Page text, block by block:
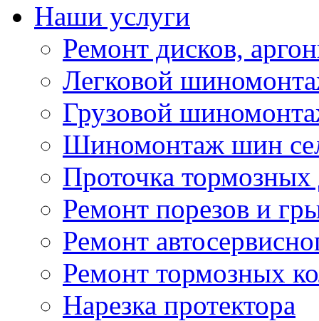
Наши услуги
Ремонт дисков,
Легковой
Грузовой
Шиномонтаж шин
Проточка тормозных
Ремонт порезов и
Ремонт
Ремонт тормозных
Нарезка протектора